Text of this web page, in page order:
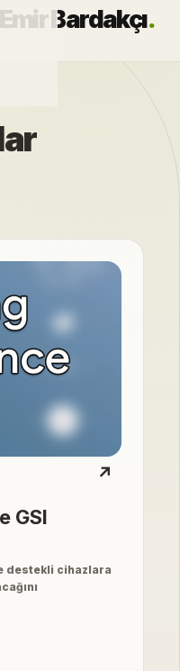
Emir Bardakçı.
↗
GSI
destekli cihazlara